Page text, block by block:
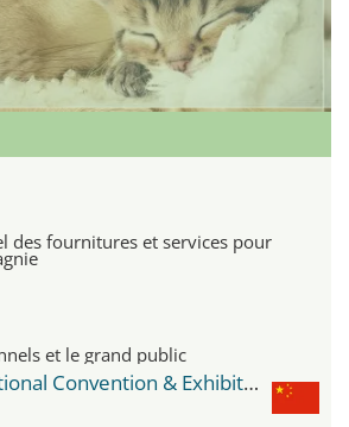
des fournitures et services pour
et le grand public
Nanning International Convention & Exhibition Center